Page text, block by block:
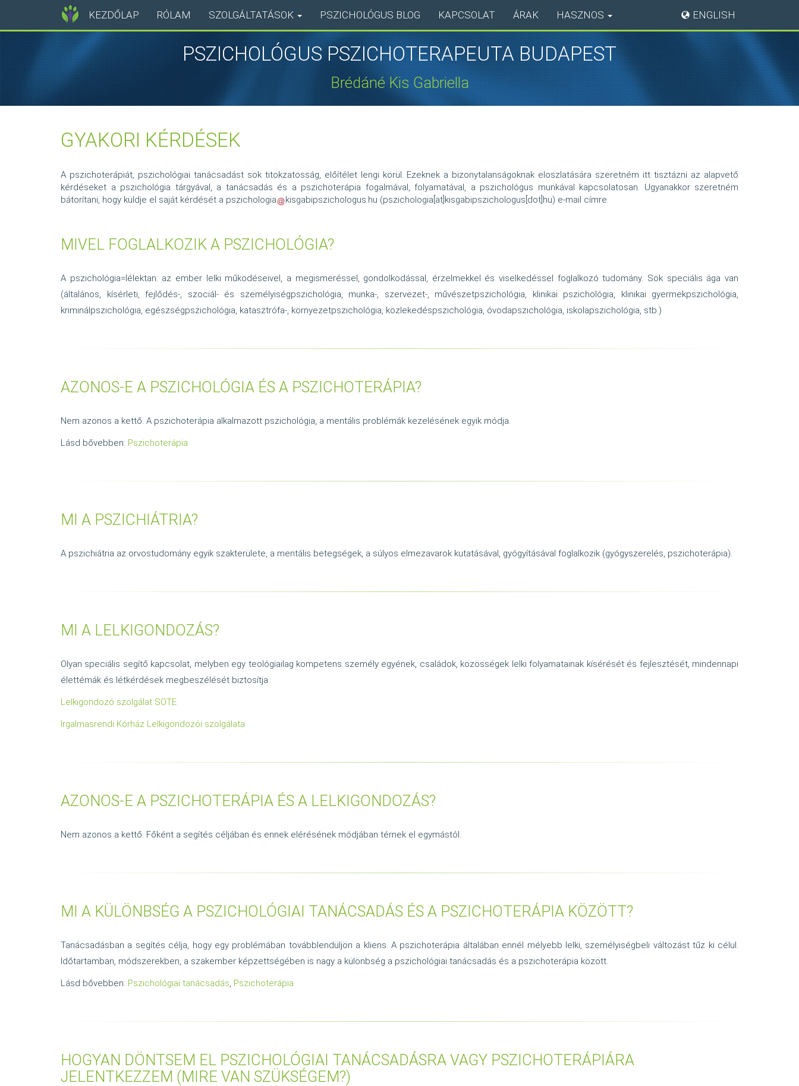
Ugrás
a
tartalomra
MAIN
NAVIGATION
KEZDŐLAP RÓLAM SZOLGÁLTATÁSOK PSZICHOLÓGUS BLOG KAPCSOLAT ÁRAK HASZNOS ENGLISH
PSZICHOLÓGUS PSZICHOTERAPEUTA BUDAPEST
Brédáné Kis Gabriella
GYAKORI KÉRDÉSEK
A pszichoterápiát, pszichológiai tanácsadást sok titokzatosság, előítélet lengi körül. Ezeknek a bizonytalanságoknak eloszlatására szeretném itt tisztázni az alapvető
kérdéseket a pszichológia tárgyával, a tanácsadás és a pszichoterápia fogalmával, folyamatával, a pszichológus munkával kapcsolatosan. Ugyanakkor szeretném
bátorítani, hogy küldje el saját kérdését a pszichologia kisgabipszichologus.hu (pszichologia[at]kisgabipszichologus[dot]hu) e-mail címre.
MIVEL FOGLALKOZIK A PSZICHOLÓGIA?
A pszichológia=lélektan: az ember lelki működéseivel, a megismeréssel, gondolkodással, érzelmekkel és viselkedéssel foglalkozó tudomány. Sok speciális ága van
(általános, kísérleti, fejlődés-, szociál- és személyiségpszichológia, munka-, szervezet-, művészetpszichológia, klinikai pszichológia, klinikai gyermekpszichológia,
kriminálpszichológia, egészségpszichológia, katasztrófa-, környezetpszichológia, közlekedéspszichológia, óvodapszichológia, iskolapszichológia, stb.)
AZONOS-E A PSZICHOLÓGIA ÉS A PSZICHOTERÁPIA?
Nem azonos a kettő. A pszichoterápia alkalmazott pszichológia, a mentális problémák kezelésének egyik módja.
Lásd bővebben: Pszichoterápia
MI A PSZICHIÁTRIA?
A pszichiátria az orvostudomány egyik szakterülete, a mentális betegségek, a súlyos elmezavarok kutatásával, gyógyításával foglalkozik (gyógyszerelés, pszichoterápia).
MI A LELKIGONDOZÁS?
Olyan speciális segítő kapcsolat, melyben egy teológiailag kompetens személy egyének, családok, közösségek lelki folyamatainak kísérését és fejlesztését, mindennapi
élettémák és létkérdések megbeszélését biztosítja.
Lelkigondozó szolgálat SOTE
Irgalmasrendi Kórház Lelkigondozói szolgálata
AZONOS-E A PSZICHOTERÁPIA ÉS A LELKIGONDOZÁS?
Nem azonos a kettő. Főként a segítés céljában és ennek elérésének módjában térnek el egymástól.
MI A KÜLÖNBSÉG A PSZICHOLÓGIAI TANÁCSADÁS ÉS A PSZICHOTERÁPIA KÖZÖTT?
Tanácsadásban a segítés célja, hogy egy problémában továbblendüljön a kliens. A pszichoterápia általában ennél mélyebb lelki, személyiségbeli változást tűz ki célul.
Időtartamban, módszerekben, a szakember képzettségében is nagy a különbség a pszichológiai tanácsadás és a pszichoterápia között.
Lásd bővebben: Pszichológiai tanácsadás, Pszichoterápia
HOGYAN DÖNTSEM EL PSZICHOLÓGIAI TANÁCSADÁSRA VAGY PSZICHOTERÁPIÁRA
JELENTKEZZEM (MIRE VAN SZÜKSÉGEM?)